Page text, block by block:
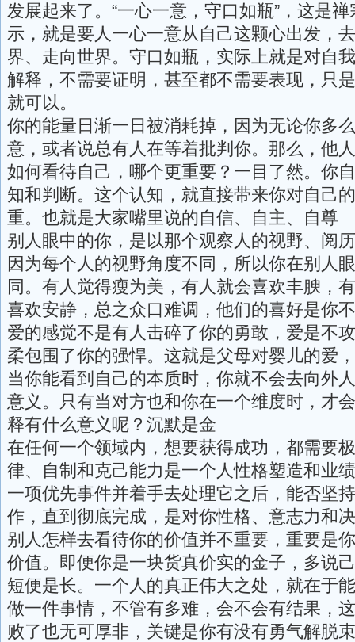
发展起来了。“一心一意，守口如瓶”，这是
示，就是要人一心一意从自己这颗心出发，
界、走向世界。守口如瓶，实际上就是对自
解释，不需要证明，甚至都不需要表现，只
就可以。
你的能量日渐一日被消耗掉，因为无论你多
意，或者说总有人在等着批判你。那么，他
如何看待自己，哪个更重要？一目了然。你
知和判断。这个认知，就直接带来你对自己
重。也就是大家嘴里说的自信、自主、自尊
别人眼中的你，是以那个观察人的视野、阅
因为每个人的视野角度不同，所以你在别人
同。有人觉得瘦为美，有人就会喜欢丰腴，
喜欢安静，总之众口难调，他们的喜好是你
爱的感觉不是有人击碎了你的勇敢，爱是不
柔包围了你的强悍。这就是父母对婴儿的爱
当你能看到自己的本质时，你就不会去向外
意义。只有当对方也和你在一个维度时，才
释有什么意义呢？沉默是金
在任何一个领域内，想要获得成功，都需要
律、自制和克己能力是一个人性格塑造和业
一项优先事件并着手去处理它之后，能否坚
作，直到彻底完成，是对你性格、意志力和
别人怎样去看待你的价值并不重要，重要是
价值。即便你是一块货真价实的金子，多说
短便是长。一个人的真正伟大之处，就在于
做一件事情，不管有多难，会不会有结果，
败了也无可厚非，关键是你有没有勇气解脱